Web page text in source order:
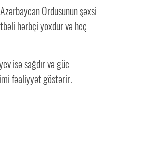
Ordusunun şəxsi
hərbçi yoxdur və heç
isə sağdır və güc
fəaliyyət göstərir.